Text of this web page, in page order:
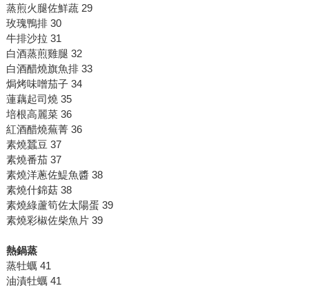
蒸煎火腿佐鮮蔬 29
玫瑰鴨排 30
牛排沙拉 31
白酒蒸煎雞腿 32
白酒醋燒旗魚排 33
焗烤味噌茄子 34
蓮藕起司燒 35
培根高麗菜 36
紅酒醋燒蕪菁 36
素燒蠶豆 37
素燒番茄 37
素燒洋蔥佐鯷魚醬 38
素燒什錦菇 38
素燒綠蘆筍佐太陽蛋 39
素燒彩椒佐柴魚片 39
熱鍋蒸
蒸牡蠣 41
油漬牡蠣 41